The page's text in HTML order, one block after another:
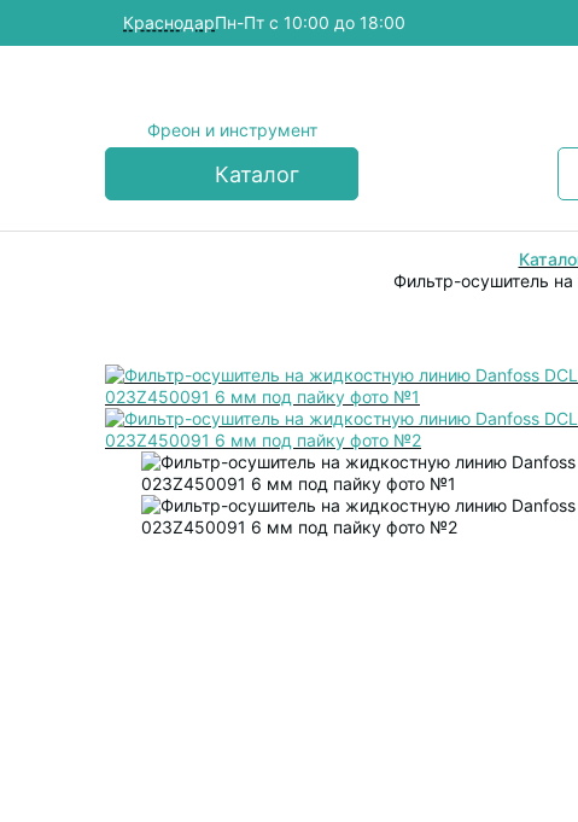
КраснодарПн-Пт с 10:00 до 18:00
Фреон и инструмент
Каталог
Фильтр-осушитель